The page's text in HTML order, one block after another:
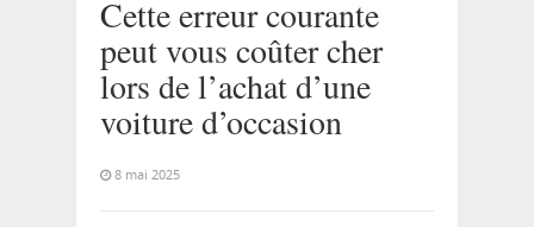
Cette erreur courante
peut vous coûter cher
lors de l’achat d’une
voiture d’occasion
8 mai 2025